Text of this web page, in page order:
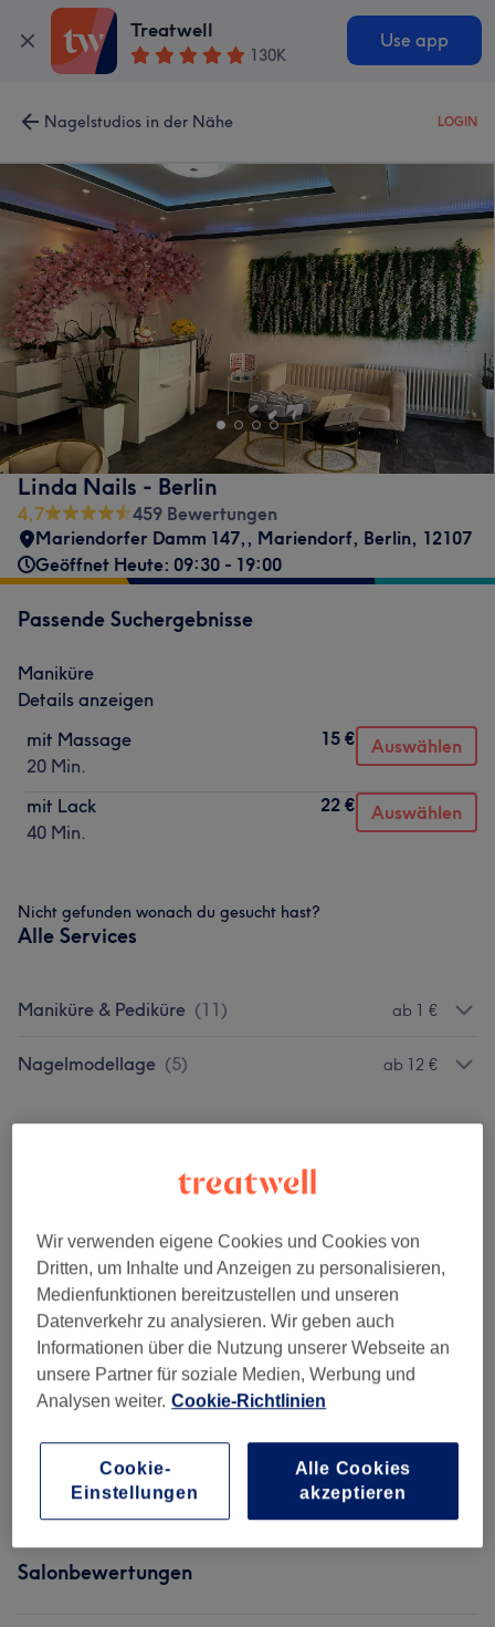
Treatwell
130K
Use app
Nagelstudios in der Nähe LOGIN
Linda Nails - Berlin
4,7
459 Bewertungen
Mariendorfer Damm 147,, Mariendorf, Berlin, 12107
Geöffnet Heute: 09:30 - 19:00
Passende Suchergebnisse
Maniküre
Details anzeigen
mit Massage
20 Min.
15 € Auswählen
mit Lack
40 Min.
22 € Auswählen
Nicht gefunden wonach du gesucht hast?
Alle Services
Maniküre & Pediküre (11) ab 1 €
Nagelmodellage (5) ab 12 €
Salonbewertungen
Wir verwenden eigene Cookies und Cookies von
Dritten, um Inhalte und Anzeigen zu personalisieren,
Medienfunktionen bereitzustellen und unseren
Datenverkehr zu analysieren. Wir geben auch
Informationen über die Nutzung unserer Webseite an
unsere Partner für soziale Medien, Werbung und
Analysen weiter. Cookie-Richtlinien
Cookie-
Einstellungen
Alle Cookies
akzeptieren